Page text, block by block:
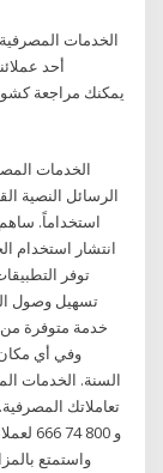
الخدمات
أحد
الخدمات
الرسائل النصية
استخداماً.
انتشار استخدام
توفر
تسهيل وصول
خدمة متوفرة
السنة. الخدمات